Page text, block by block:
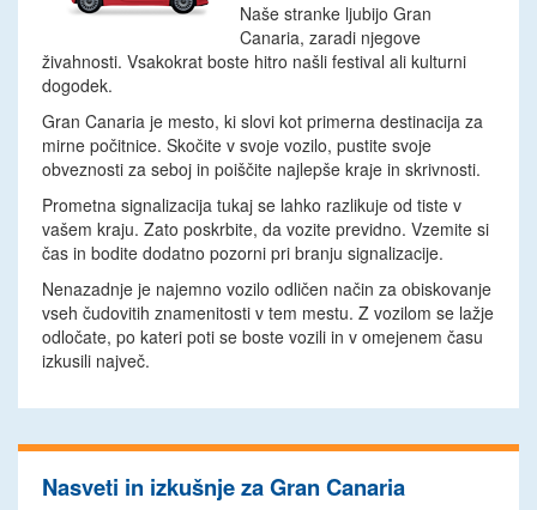
Naše stranke ljubijo Gran
Canaria, zaradi njegove
živahnosti. Vsakokrat boste hitro našli festival ali kulturni
dogodek.
Gran Canaria je mesto, ki slovi kot primerna destinacija za
mirne počitnice. Skočite v svoje vozilo, pustite svoje
obveznosti za seboj in poiščite najlepše kraje in skrivnosti.
Prometna signalizacija tukaj se lahko razlikuje od tiste v
vašem kraju. Zato poskrbite, da vozite previdno. Vzemite si
čas in bodite dodatno pozorni pri branju signalizacije.
Nenazadnje je najemno vozilo odličen način za obiskovanje
vseh čudovitih znamenitosti v tem mestu. Z vozilom se lažje
odločate, po kateri poti se boste vozili in v omejenem času
izkusili največ.
Nasveti in izkušnje za Gran Canaria